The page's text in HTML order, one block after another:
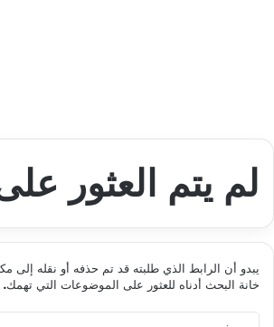
لم يتم العثور
يبدو أن الرابط الذي طلبته قد تم حذفه أو نقله إلى
خانة البحث أدناه للعثور على الموضوعات التي تهمك.